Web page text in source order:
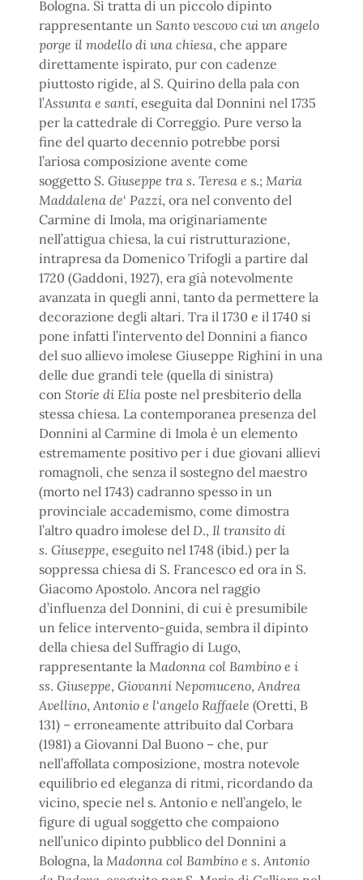
Bologna. Si tratta di un piccolo dipinto
rappresentante un Santo vescovo cui un angelo
porge il modello di una chiesa, che appare
direttamente ispirato, pur con cadenze
piuttosto rigide, al S. Quirino della pala con
l’Assunta e santi, eseguita dal Donnini nel 1735
per la cattedrale di Correggio. Pure verso la
fine del quarto decennio potrebbe porsi
l’ariosa composizione avente come
soggetto S. Giuseppe tra s. Teresa e s.; Maria
Maddalena de‘ Pazzi, ora nel convento del
Carmine di Imola, ma originariamente
nell’attigua chiesa, la cui ristrutturazione,
intrapresa da Domenico Trifogli a partire dal
1720 (Gaddoni, 1927), era già notevolmente
avanzata in quegli anni, tanto da permettere la
decorazione degli altari. Tra il 1730 e il 1740 si
pone infatti l’intervento del Donnini a fianco
del suo allievo imolese Giuseppe Righini in una
delle due grandi tele (quella di sinistra)
con Storie di Elia poste nel presbiterio della
stessa chiesa. La contemporanea presenza del
Donnini al Carmine di Imola è un elemento
estremamente positivo per i due giovani allievi
romagnoli, che senza il sostegno del maestro
(morto nel 1743) cadranno spesso in un
provinciale accademismo, come dimostra
l’altro quadro imolese del D., Il transito di
s. Giuseppe, eseguito nel 1748 (ibid.) per la
soppressa chiesa di S. Francesco ed ora in S.
Giacomo Apostolo. Ancora nel raggio
d’influenza del Donnini, di cui è presumibile
un felice intervento-guida, sembra il dipinto
della chiesa del Suffragio di Lugo,
rappresentante la Madonna col Bambino e i
ss. Giuseppe, Giovanni Nepomuceno, Andrea
Avellino, Antonio e l‘angelo Raffaele (Oretti, B
131) – erroneamente attribuito dal Corbara
(1981) a Giovanni Dal Buono – che, pur
nell’affollata composizione, mostra notevole
equilibrio ed eleganza di ritmi, ricordando da
vicino, specie nel s. Antonio e nell’angelo, le
figure di ugual soggetto che compaiono
nell’unico dipinto pubblico del Donnini a
Bologna, la Madonna col Bambino e s. Antonio